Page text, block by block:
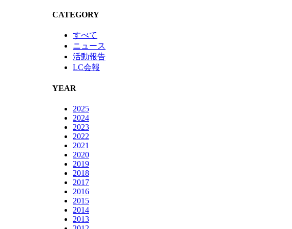
CATEGORY
すべて
ニュース
活動報告
LC会報
YEAR
2025
2024
2023
2022
2021
2020
2019
2018
2017
2016
2015
2014
2013